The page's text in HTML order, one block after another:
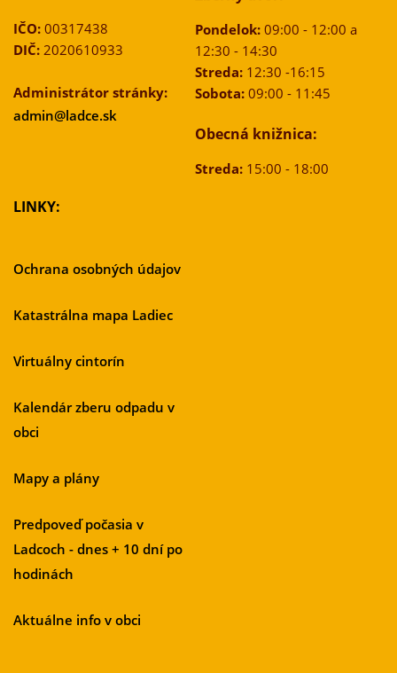
IČO: 00317438
DIČ: 2020610933
Administrátor stránky:
admin@ladce.sk
Pondelok:09:00 - 12:00 a
12:30 - 14:30
Streda:12:30 -16:15
Sobota:09:00 - 11:45
Obecná knižnica:
Streda:15:00 - 18:00
LINKY:
Ochrana osobných údajov
Katastrálna mapa Ladiec
Virtuálny cintorín
Kalendár zberu odpadu v
obci
Mapy a plány
Predpoveď počasia v
Ladcoch - dnes + 10 dní po
hodinách
Aktuálne info v obci